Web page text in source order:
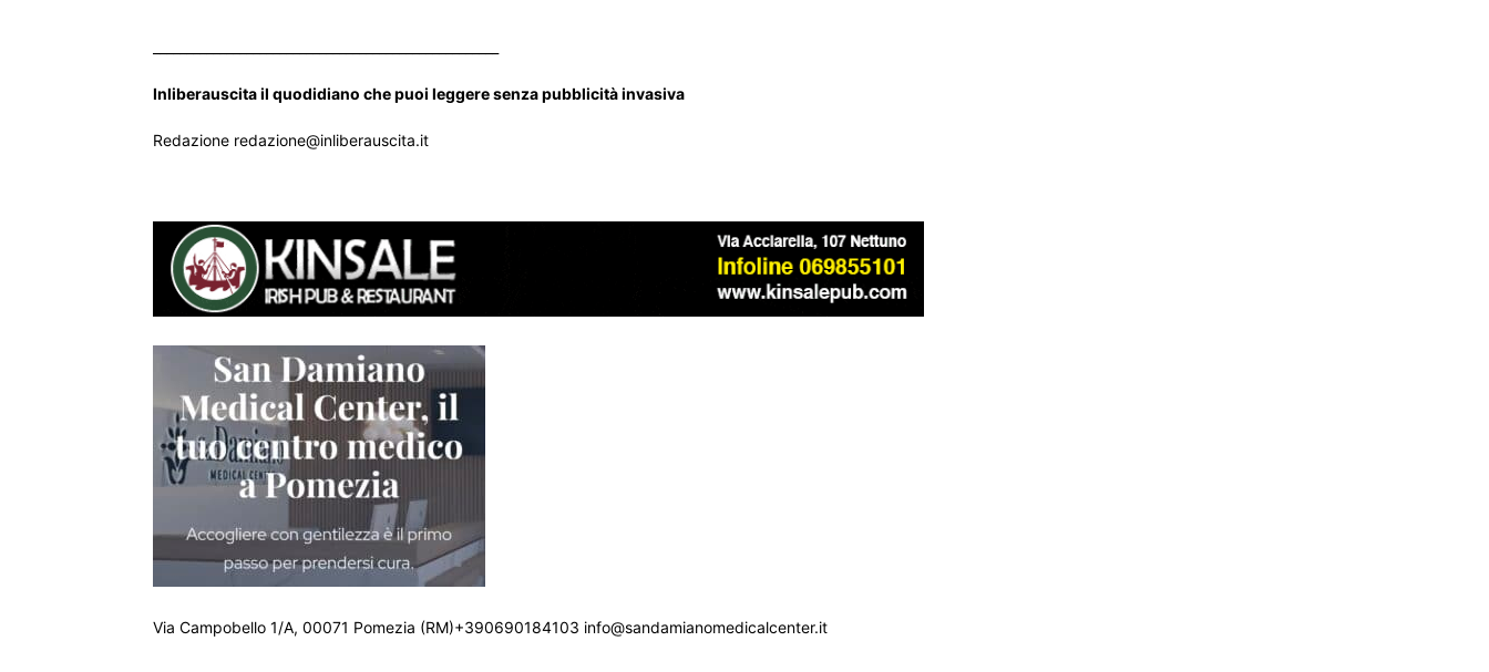
Inliberauscita il quodidiano che puoi leggere senza pubblicità invasiva
Redazione redazione@inliberauscita.it
Via Campobello 1/A, 00071 Pomezia (RM)+390690184103 info@sandamianomedicalcenter.it